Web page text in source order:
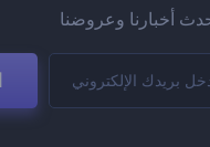
أخبارنا وعروضنا